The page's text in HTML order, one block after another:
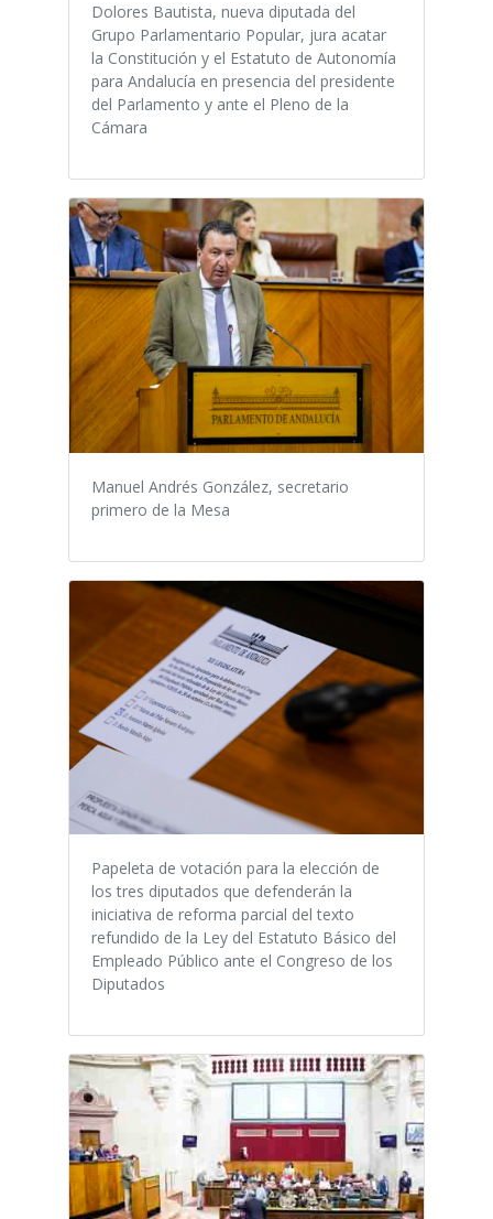
Dolores Bautista, nueva diputada del
Grupo Parlamentario Popular, jura acatar
la Constitución y el Estatuto de Autonomía
para Andalucía en presencia del presidente
del Parlamento y ante el Pleno de la
Cámara
Manuel Andrés González, secretario
primero de la Mesa
Papeleta de votación para la elección de
los tres diputados que defenderán la
iniciativa de reforma parcial del texto
refundido de la Ley del Estatuto Básico del
Empleado Público ante el Congreso de los
Diputados